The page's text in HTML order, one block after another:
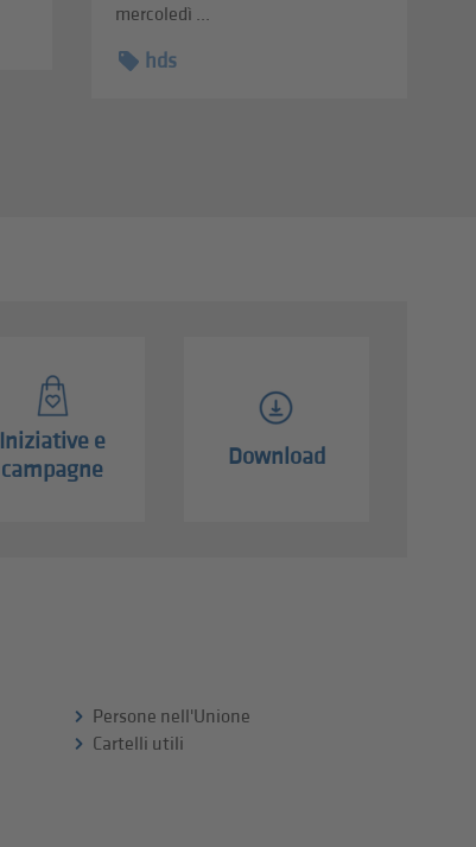
mercoledì ...
hds
Iniziative e
campagne
Download
Persone nell'Unione
Cartelli utili